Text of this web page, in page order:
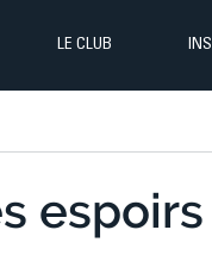
LE CLUB